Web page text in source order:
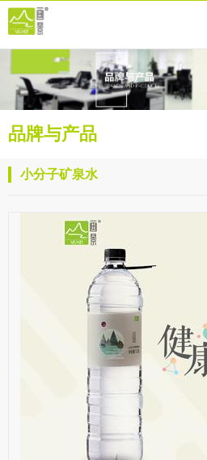
品牌与产品
小分子矿泉水